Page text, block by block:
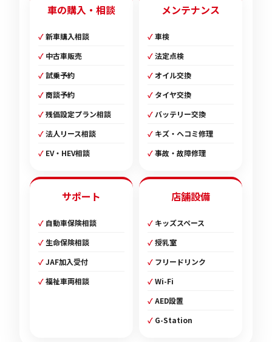
車の購入・相談
新車購入相談
中古車販売
試乗予約
商談予約
残価設定プラン相談
法人リース相談
EV・HEV相談
メンテナンス
車検
法定点検
オイル交換
タイヤ交換
バッテリー交換
キズ・ヘコミ修理
事故・故障修理
サポート
自動車保険相談
生命保険相談
JAF加入受付
福祉車両相談
店舗設備
キッズスペース
授乳室
フリードリンク
Wi-Fi
AED設置
G-Station